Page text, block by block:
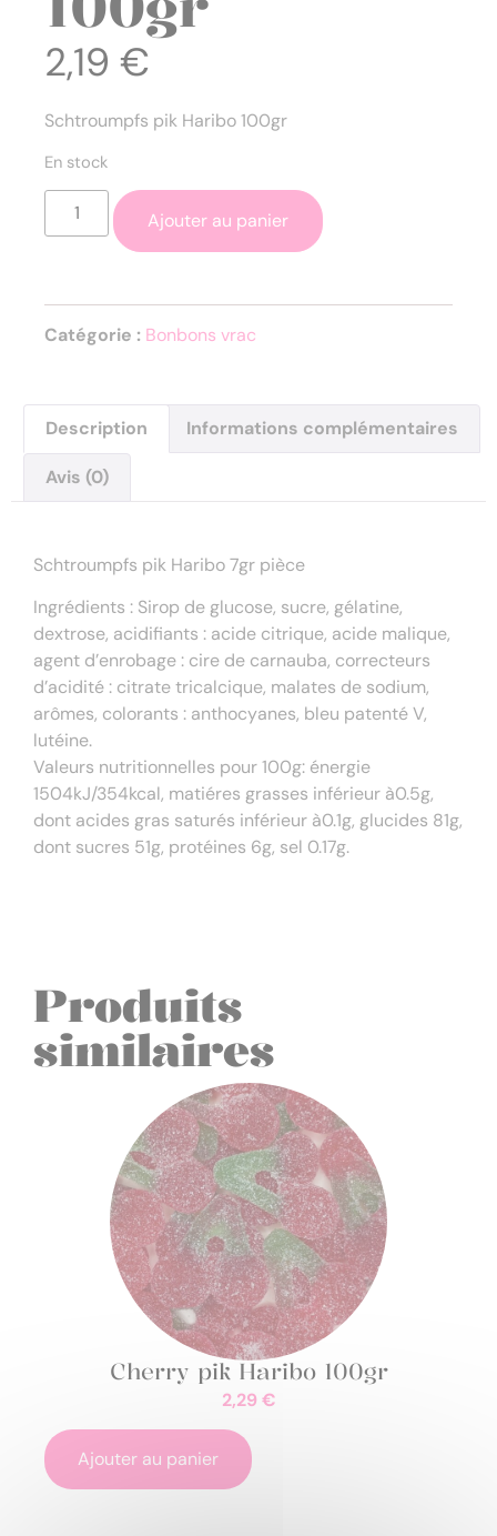
2,19 €
Schtroumpfs pik Haribo 100gr
En stock
Ajouter au panier
Catégorie : Bonbons vrac
Description Informations complémentaires
Avis (0)
Schtroumpfs pik Haribo 7gr pièce
Ingrédients : Sirop de glucose, sucre, gélatine,
dextrose, acidifiants : acide citrique, acide malique,
agent d’enrobage : cire de carnauba, correcteurs
d’acidité : citrate tricalcique, malates de sodium,
arômes, colorants : anthocyanes, bleu patenté V,
lutéine.
Valeurs nutritionnelles pour 100g: énergie
1504kJ/354kcal, matiéres grasses inférieur à0.5g,
dont acides gras saturés inférieur à0.1g, glucides 81g,
dont sucres 51g, protéines 6g, sel 0.17g.
Produits
similaires
Cherry pik Haribo 100gr
2,29 €
Ajouter au panier